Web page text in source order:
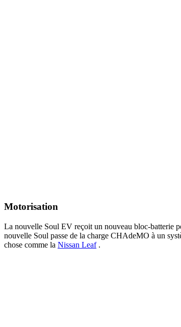
Motorisation
La nouvelle Soul EV reçoit un nouveau bloc-batterie
nouvelle Soul passe de la charge CHAdeMO à un
chose comme la Nissan Leaf.